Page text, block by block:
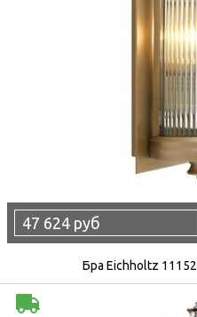
47 624 руб
Бра Eichholtz